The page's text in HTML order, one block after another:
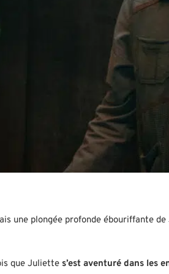
une plongée profonde ébouriffante
que Juliette s’est aventuré dans les